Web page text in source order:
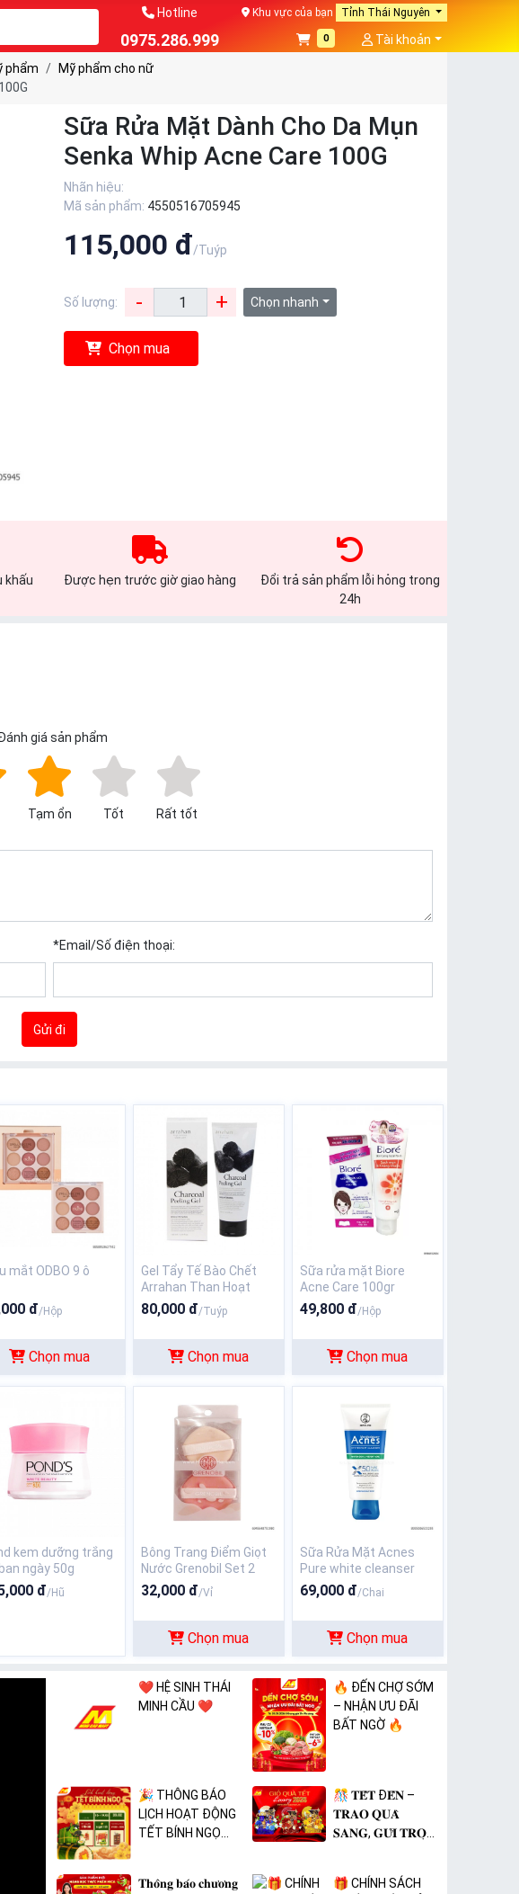
Hotline
0975.286.999
Khu vực của bạn Tỉnh Thái Nguyên
0 Tài khoản
phẩm
Mỹ phẩm cho nữ
Sữa Rửa Mặt Dành Cho Da Mụn
Senka Whip Acne Care 100G
Nhãn hiệu:
Mã sản phẩm: 4550516705945
115,000 đ/Tuýp
Số lượng: - + Chọn nhanh
Chọn mua
khấu
Được hẹn trước giờ giao hàng
Đổi trả sản phẩm lỗi hỏng trong
24h
giá sản phẩm
Tạm ổn Tốt
Rất tốt
*Email/Số điện thoại:
Gửi đi
mắt ODBO 9 ô
đ/Hộp
Chọn mua
Gel Tẩy Tế Bào Chết
Arrahan Than Hoạt
Tính Charcoal Peeling
Gel 180ml
80,000 đ/Tuýp
Chọn mua
Sữa rửa mặt Biore
Acne Care 100gr
49,800 đ/Hộp
Chọn mua
kem dưỡng trắng
ngày 50g
đ/Hũ
Bông Trang Điểm Giọt
Nước Grenobil Set 2
Chiếc
32,000 đ/Vỉ
Chọn mua
Sữa Rửa Mặt Acnes
Pure white cleanser
100gr
69,000 đ/Chai
Chọn mua
❤️ HỆ SINH THÁI
MINH CẦU ❤️
🔥 ĐẾN CHỢ SỚM
– NHẬN ƯU ĐÃI
BẤT NGỜ 🔥
🎉 THÔNG BÁO
LỊCH HOẠT ĐỘNG
TẾT BÍNH NGỌ
🎊 𝐓𝐄̂́𝐓 Đ𝐄̂́𝐍 –
𝐓𝐑𝐀𝐎 𝐐𝐔𝐀̀
𝐒𝐀𝐍𝐆, 𝐆𝐔̛̉𝐈 𝐓𝐑𝐎̣𝐍
𝐓𝐡𝐨̂𝐧𝐠 𝐛𝐚́𝐨 𝐜𝐡𝐮̛𝐨̛𝐧𝐠
🎁 CHÍNH SÁCH